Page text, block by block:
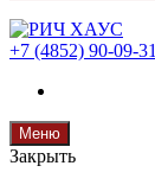
+7 (4852) 90-09-31
Меню
Закрыть